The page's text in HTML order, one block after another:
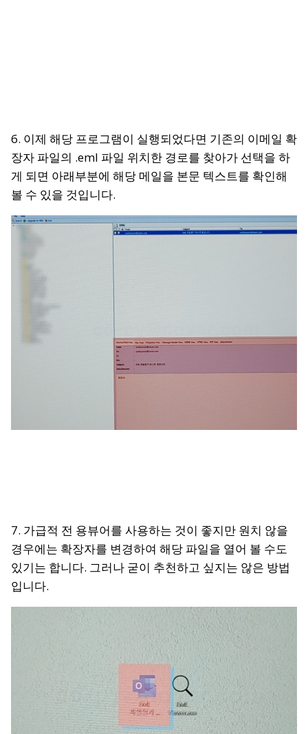
6. 이제 해당 프로그램이 실행되었다면 기존의 이메일 확
장자 파일의 .eml 파일 위치한 경로를 찾아가 선택을 하
게 되면 아래부분에 해당 메일을 본문 텍스트를 확인해
볼 수 있을 것입니다.
7. 가급적 전 용뷰어를 사용하는 것이 좋지만 원치 않을
경우에는 확장자를 변경하여 해당 파일을 열어 볼 수도
있기는 합니다. 그러나 굳이 추천하고 싶지는 않은 방법
입니다.